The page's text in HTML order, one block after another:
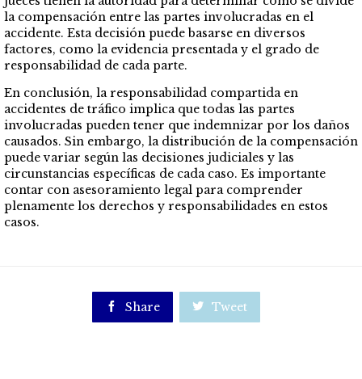
la compensación entre las partes involucradas en el
accidente. Esta decisión puede basarse en diversos
factores, como la evidencia presentada y el grado de
responsabilidad de cada parte.
En conclusión, la responsabilidad compartida en
accidentes de tráfico implica que todas las partes
involucradas pueden tener que indemnizar por los daños
causados. Sin embargo, la distribución de la compensación
puede variar según las decisiones judiciales y las
circunstancias específicas de cada caso. Es importante
contar con asesoramiento legal para comprender
plenamente los derechos y responsabilidades en estos
casos.
 Share  Tweet